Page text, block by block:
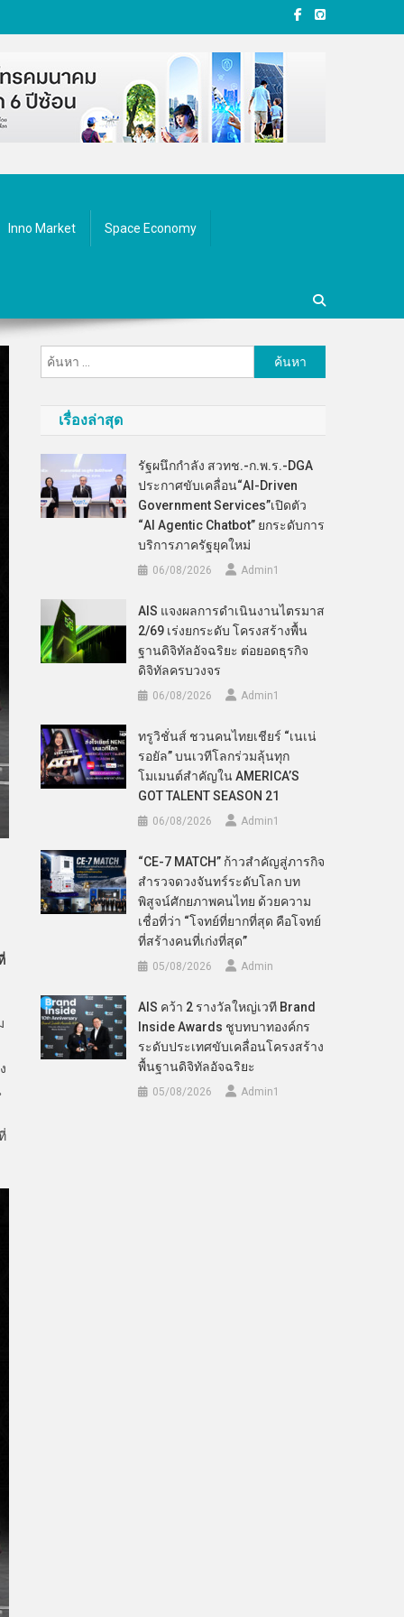
Inno Market Space Economy
ค้นหา
สำหรับ:
เรื่องล่าสุด
รัฐผนึกกำลัง สวทช.-ก.พ.ร.-DGA
ประกาศขับเคลื่อน“AI-Driven
Government Services”เปิดตัว
“AI Agentic Chatbot” ยกระดับการ
บริการภาครัฐยุคใหม่
06/08/2026 Admin​1
AIS แจงผลการดำเนินงานไตรมาส
2/69 เร่งยกระดับ โครงสร้างพื้น
ฐานดิจิทัลอัจฉริยะ ต่อยอดธุรกิจ
ดิจิทัลครบวงจร
06/08/2026 Admin​1
ทรูวิชั่นส์ ชวนคนไทยเชียร์ “เนเน่
รอยัล” บนเวทีโลกร่วมลุ้นทุก
โมเมนต์สำคัญใน AMERICA’S
GOT TALENT SEASON 21
06/08/2026 Admin​1
“CE-7 MATCH” ก้าวสำคัญสู่ภารกิจ
สำรวจดวงจันทร์ระดับโลก บท
พิสูจน์ศักยภาพคนไทย ด้วยความ
เชื่อที่ว่า “โจทย์ที่ยากที่สุด คือโจทย์
ที่สร้างคนที่เก่งที่สุด”
05/08/2026 Admin
AIS คว้า 2 รางวัลใหญ่เวที Brand
Inside Awards ชูบทบาทองค์กร
ระดับประเทศขับเคลื่อนโครงสร้าง
พื้นฐานดิจิทัลอัจฉริยะ
05/08/2026 Admin​1